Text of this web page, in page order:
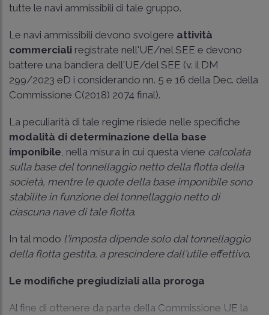
tutte le navi ammissibili di tale gruppo.
Le navi ammissibili devono svolgere attività
commerciali registrate nell'UE/nel SEE e devono
battere una bandiera dell'UE/del SEE (v. il DM
299/2023 eD i considerando nn. 5 e 16 della Dec. della
Commissione C(2018) 2074 final).
La peculiarità di tale regime risiede nelle specifiche
modalità di determinazione della base
imponibile, nella misura in cui questa viene calcolata
sulla base del tonnellaggio netto della flotta della
società, mentre le quote della base imponibile sono
stabilite in funzione del tonnellaggio netto di
ciascuna nave di tale flotta.
In tal modo l'imposta dipende solo dal tonnellaggio
della flotta gestita, a prescindere dall'utile effettivo.
Le modifiche pregiudiziali alla proroga
Al fine di ottenere da parte della Commissione UE la